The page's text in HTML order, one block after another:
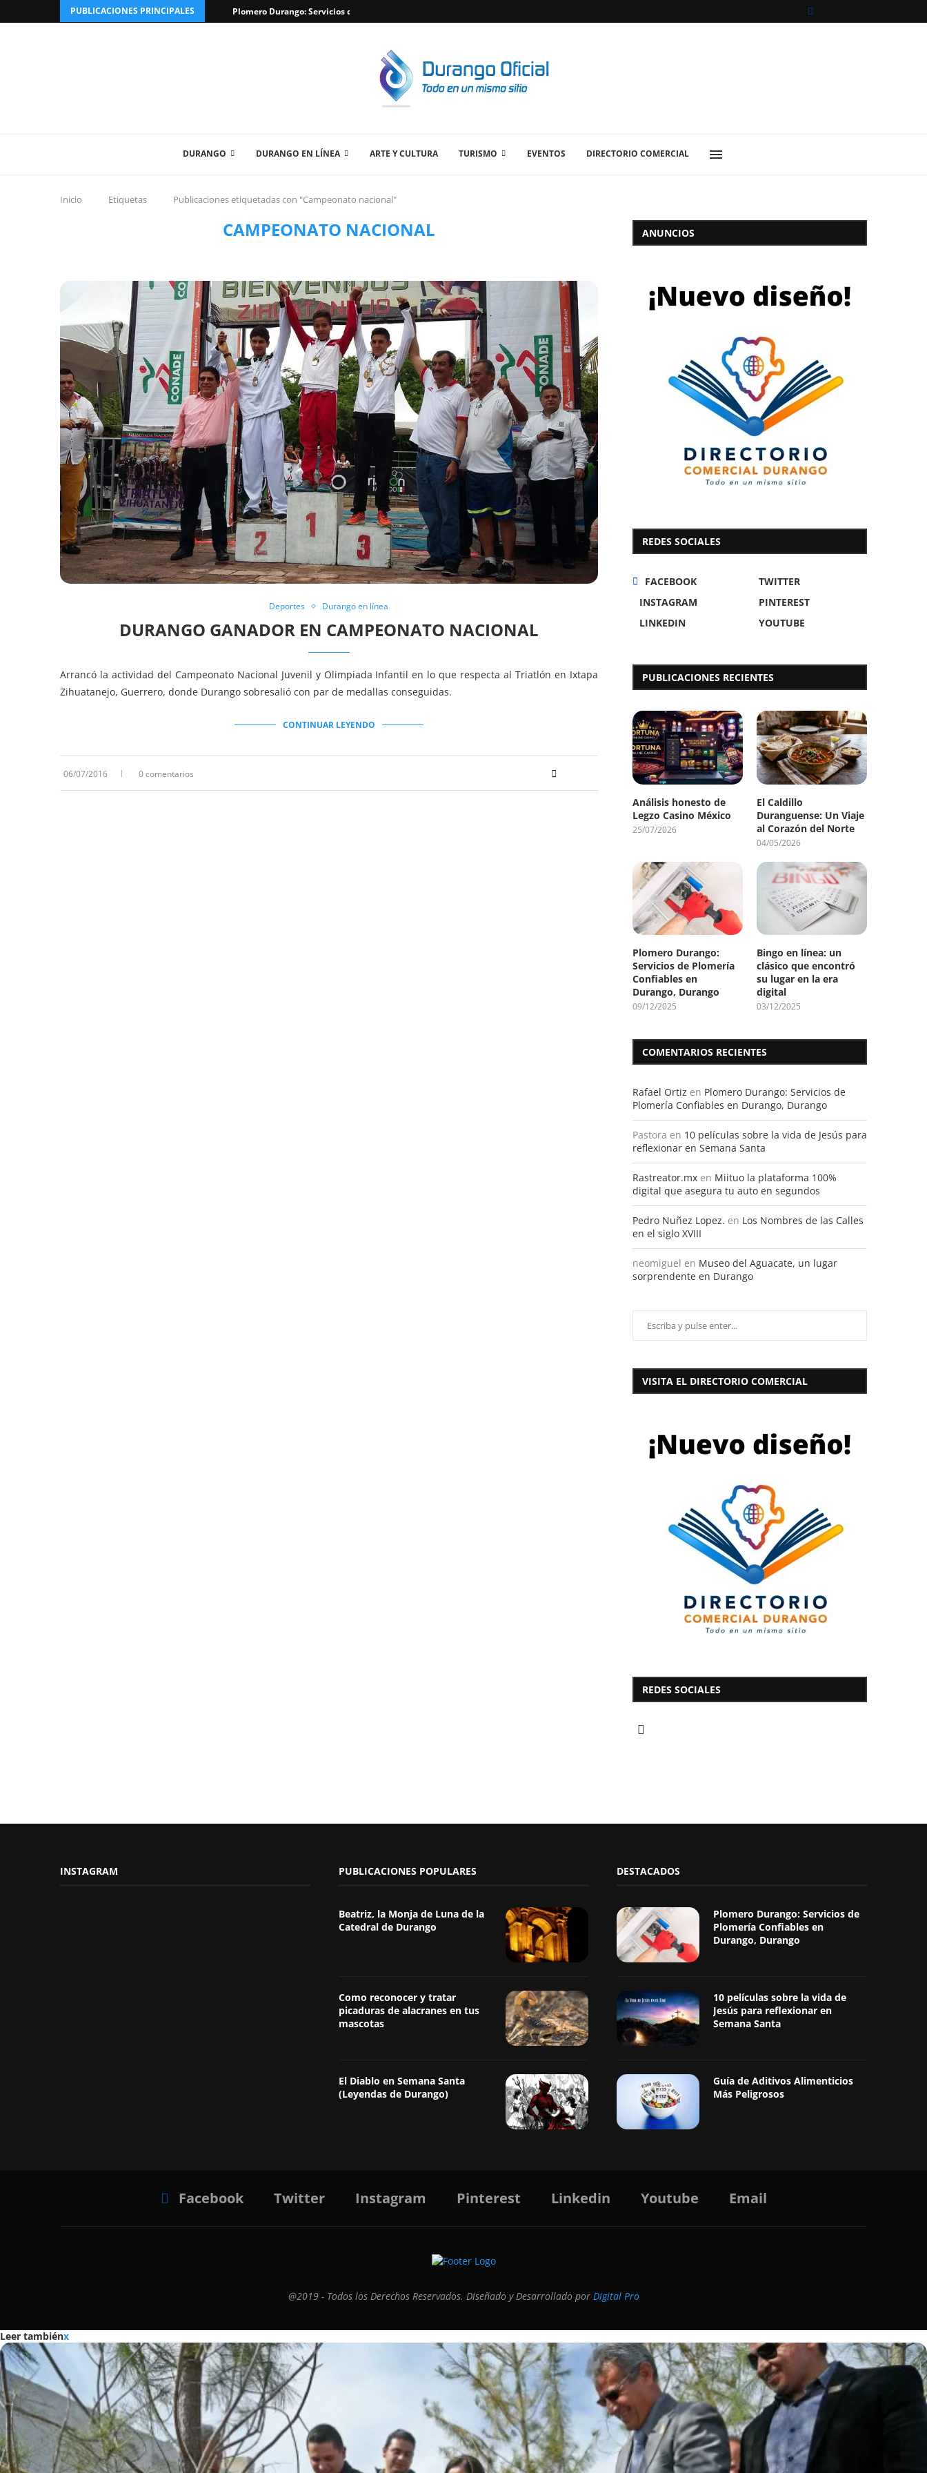
PUBLICACIONES PRINCIPALES Plomero Durango: Servicios de Plomería Confiables en Durango,...
DURANGO DURANGO EN LÍNEA ARTE Y CULTURA TURISMO EVENTOS DIRECTORIO COMERCIAL
Inicio Etiquetas Publicaciones etiquetadas con "Campeonato nacional"
CAMPEONATO NACIONAL
Deportes Durango en línea
DURANGO GANADOR EN CAMPEONATO NACIONAL
Arrancó la actividad del Campeonato Nacional Juvenil y Olimpiada Infantil en lo que respecta al Triatlón en Ixtapa
Zihuatanejo, Guerrero, donde Durango sobresalió con par de medallas conseguidas.
CONTINUAR LEYENDO
06/07/2016 0 comentarios
ANUNCIOS
REDES SOCIALES
FACEBOOK
TWITTER
INSTAGRAM
PINTEREST
LINKEDIN
YOUTUBE
PUBLICACIONES RECIENTES
Análisis honesto de
Legzo Casino México
25/07/2026
El Caldillo
Duranguense: Un Viaje
al Corazón del Norte
04/05/2026
Plomero Durango:
Servicios de Plomería
Confiables en
Durango, Durango
09/12/2025
Bingo en línea: un
clásico que encontró
su lugar en la era
digital
03/12/2025
COMENTARIOS RECIENTES
Rafael Ortiz en Plomero Durango: Servicios de
Plomería Confiables en Durango, Durango
Pastora en 10 películas sobre la vida de Jesús para
reflexionar en Semana Santa
Rastreator.mx en Miituo la plataforma 100%
digital que asegura tu auto en segundos
Pedro Nuñez Lopez. en Los Nombres de las Calles
en el siglo XVIII
neomiguel en Museo del Aguacate, un lugar
sorprendente en Durango
VISITA EL DIRECTORIO COMERCIAL
REDES SOCIALES
INSTAGRAM PUBLICACIONES POPULARES
Beatriz, la Monja de Luna de la
Catedral de Durango
Como reconocer y tratar
picaduras de alacranes en tus
mascotas
El Diablo en Semana Santa
(Leyendas de Durango)
DESTACADOS
Plomero Durango: Servicios de
Plomería Confiables en
Durango, Durango
10 películas sobre la vida de
Jesús para reflexionar en
Semana Santa
Guía de Aditivos Alimenticios
Más Peligrosos
Facebook Twitter Instagram Pinterest Linkedin Youtube Email
@2019 - Todos los Derechos Reservados. Diseñado y Desarrollado por Digital Pro
Leer tambiénx